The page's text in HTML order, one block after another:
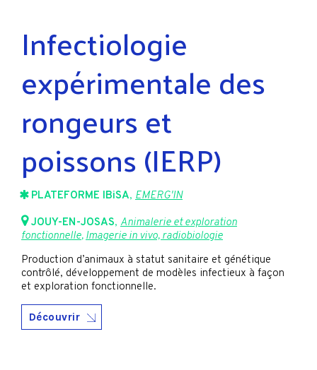
Infectiologie
expérimentale des
rongeurs et
poissons (IERP)
PLATEFORME IBiSA, EMERG'IN
JOUY-EN-JOSAS, Animalerie et exploration
fonctionnelle, Imagerie in vivo, radiobiologie
Production d’animaux à statut sanitaire et génétique
contrôlé, développement de modèles infectieux à façon
et exploration fonctionnelle.
Découvrir